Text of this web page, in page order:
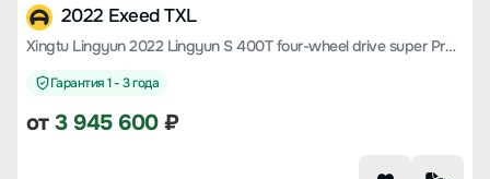
2022 Exeed TXL
Xingtu Lingyun 2022 Lingyun S 400T four-wheel drive super Pro Version
Гарантия 1 - 3 года
от3 945 600₽